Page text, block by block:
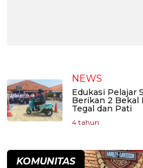
NEWS
Edukasi Pelajar
Berikan 2 Bekal
Tegal dan Pati
4 tahun
KOMUNITAS